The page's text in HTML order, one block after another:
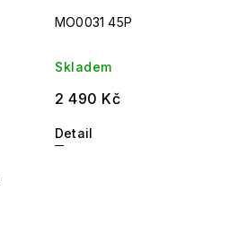
MO0031 45P
Skladem
2 490 Kč
Detail